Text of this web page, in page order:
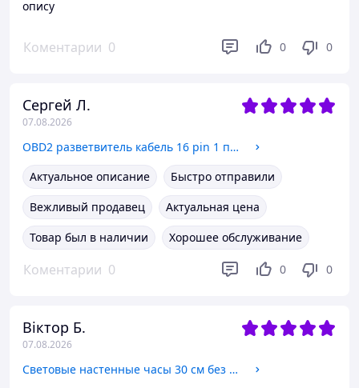
опису
Коментарии 0 0 0
Сергей Л.
07.08.2026
OBD2 разветвитель кабель 16 pin 1 папа 2 мама удлинитель 20 см диагностический адаптер для авто J1962
Актуальное описание
Быстро отправили
Вежливый продавец
Актуальная цена
Товар был в наличии
Хорошее обслуживание
Коментарии 0 0 0
Віктор Б.
07.08.2026
Световые настенные часы 30 см без тикания флуоресцентный кварцевый аналоговый круглый белый для спальни кухни офиса